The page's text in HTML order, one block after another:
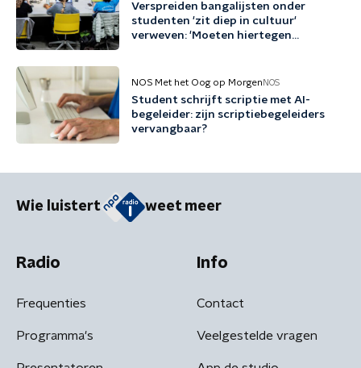
Verspreiden bangalijsten onder
studenten 'zit diep in cultuur'
verweven: 'Moeten hiertegen
NOS Met het Oog op Morgen NOS
Student schrijft scriptie met AI-
begeleider: zijn scriptiebegeleiders
vervangbaar?
Wie luistert weet meer
Radio
Frequenties
Programma's
Info
Contact
Veelgestelde vragen